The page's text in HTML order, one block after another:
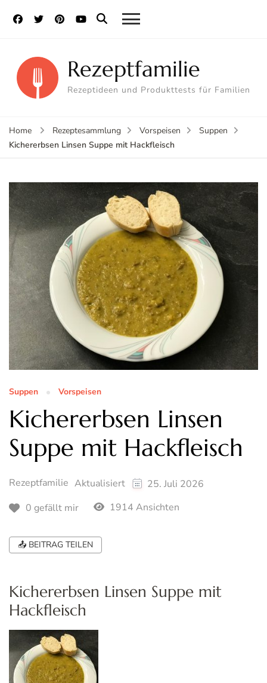
Rezeptfamilie
Rezeptideen und Produkttests für Familien
Home Rezeptesammlung Vorspeisen
Suppen
Kichererbsen Linsen Suppe mit Hackfleisch
Suppen Vorspeisen
Kichererbsen Linsen
Suppe mit Hackfleisch
Rezeptfamilie Aktualisiert
25. Juli 2026
0 gefällt mir
1914 Ansichten
📤 BEITRAG TEILEN
Kichererbsen Linsen Suppe mit
Hackfleisch